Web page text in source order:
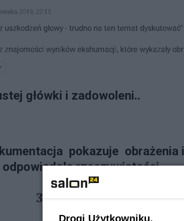
główki i zadowoleni..
pokazuje obrażenia
rzeczywistości
Drogi Użytkowniku,